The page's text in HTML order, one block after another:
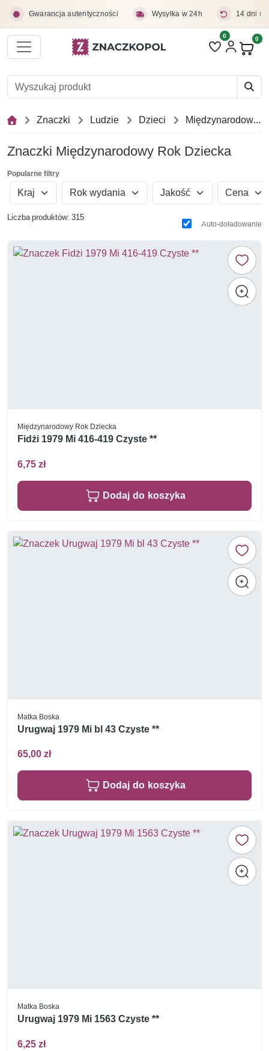
Gwarancja autentyczności Wysyłka w 24h 14 dni
Liczba pozycji
0 0
Znaczki Ludzie Dzieci Międzynarodowy Rok Dziecka
Znaczki Międzynarodowy Rok Dziecka
Popularne filtry
Kraj Rok wydania Jakość Cena
Liczba produktów: 315
Auto-doładowanie
Międzynarodowy Rok Dziecka
Fidżi 1979 Mi 416-419 Czyste **
6,75 zł
Dodaj do koszyka
Matka Boska
Urugwaj 1979 Mi bl 43 Czyste **
65,00 zł
Dodaj do koszyka
Matka Boska
Urugwaj 1979 Mi 1563 Czyste **
6,25 zł